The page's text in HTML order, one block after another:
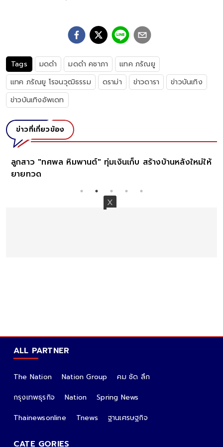
Tags มดดำ มดดำ คชาภา
แทค ภรัณยู
แทค ภรัณยู โรจนวุฒิธรรม
ดราม่า ข่าวดารา
ข่าวบันเทิง
ข่าวบันเทิงอัพเดท
ข่าวที่เกี่ยวข้อง
ลูกสาว "ทศพล หิมพานต์" ทุ่มเงินเก็บ สร้างบ้านหลังใหม่ให้
ยายทวด
ALL PARTNER
The Nation Nation Group
คม ชัด ลึก
กรุงเทพธุรกิจ
Nation
Spring News
Thainewsonline
Tnews ฐานเศรษฐกิจ
CATE GORIES